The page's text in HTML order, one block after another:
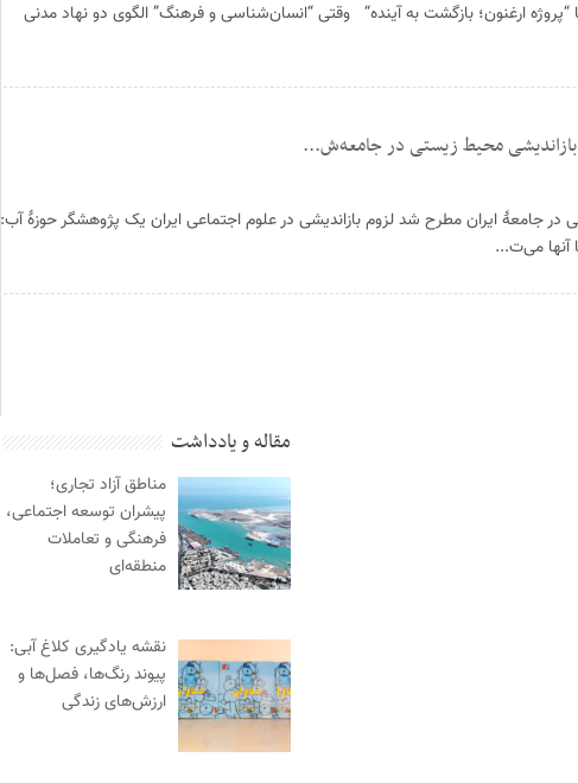
“پروژه ارغنون؛ بازگشت به آینده“ وقتی “انسان‌شناسی و فرهنگ” الگوی دو نهاد مدنی
بازاندیشی محیط زیستی در جامعه‌ش...
جامعهٔ ایران مطرح شد لزوم بازاندیشی در علوم اجتماعی ایران یک پژوهشگر حوزهٔ آب:
آنها می‌ت...
مقاله و یادداشت
مناطق آزاد تجاری؛
پیشران توسعه اجتماعی،
فرهنگی و تعاملات
منطقه‌ای
نقشه یادگیری کلاغ آبی:
پیوند رنگ‌ها، فصل‌ها و
ارزش‌های زندگی